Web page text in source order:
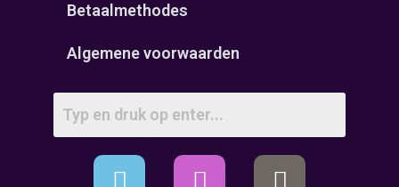
Betaalmethodes
Algemene voorwaarden